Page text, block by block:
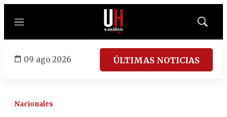
Menú
Mostrar
09 ago 2026 ÚLTIMAS NOTICIAS
Nacionales